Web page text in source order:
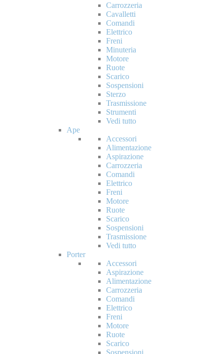
Carrozzeria
Cavalletti
Comandi
Elettrico
Freni
Minuteria
Motore
Ruote
Scarico
Sospensioni
Sterzo
Trasmissione
Strumenti
Vedi tutto
Ape
Accessori
Alimentazione
Aspirazione
Carrozzeria
Comandi
Elettrico
Freni
Motore
Ruote
Scarico
Sospensioni
Trasmissione
Vedi tutto
Porter
Accessori
Aspirazione
Alimentazione
Carrozzeria
Comandi
Elettrico
Freni
Motore
Ruote
Scarico
Sospensioni